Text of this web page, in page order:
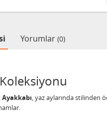
Yorumlar (0)
, yaz aylarında stilinden